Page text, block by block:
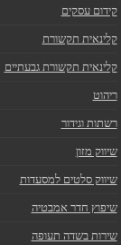
קידום עסקים
קלינאית תקשורת
קלינאית תקשורת גבעתיים
ריהוט
רשתות וגידור
שיווק מזון
שיווק סלטים למסעדות
שיפוץ חדר אמבטיה
שירות בשדה תעופה